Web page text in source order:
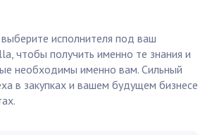
выберите исполнителя под ваш
чтобы получить именно те знания и
необходимы именно вам. Сильный
в закупках и вашем будущем бизнесе